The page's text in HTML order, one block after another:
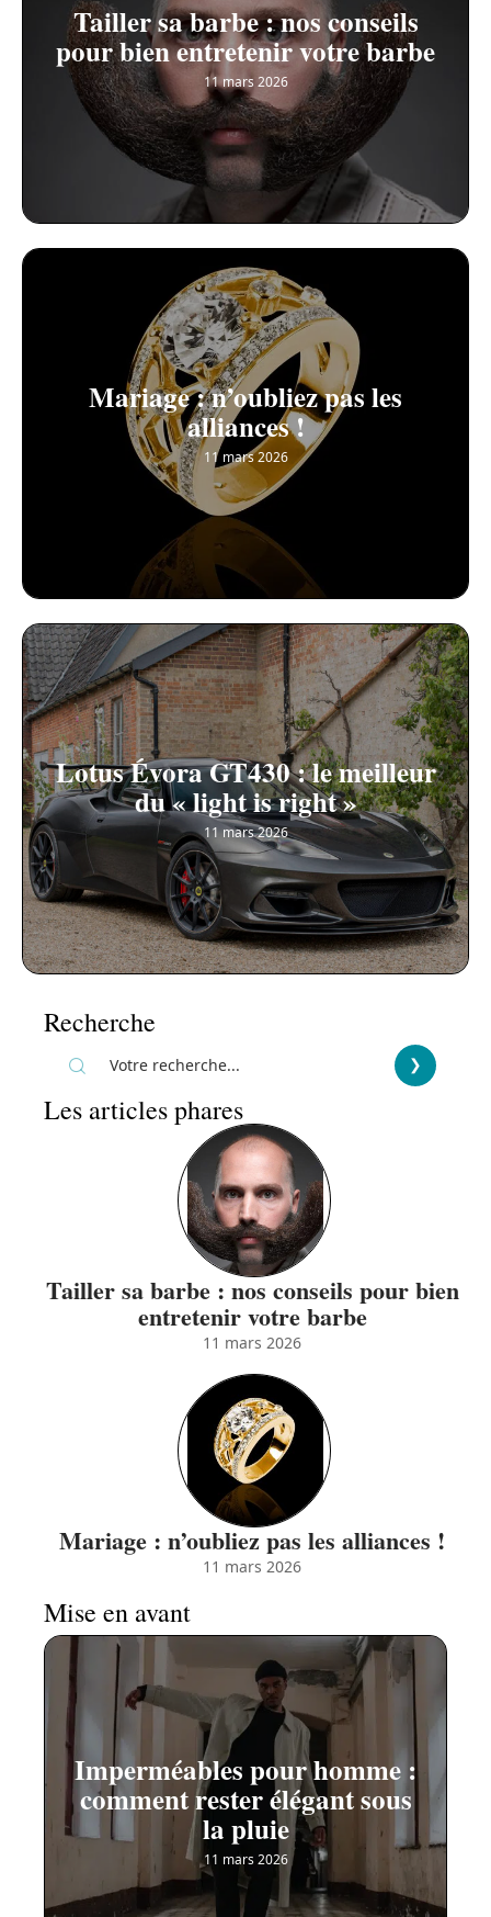
Tailler sa barbe : nos conseils
pour bien entretenir votre barbe
11 mars 2026
Mariage : n’oubliez pas les
alliances !
11 mars 2026
Lotus Évora GT430 : le meilleur
du « light is right »
11 mars 2026
Recherche
Les articles phares
Tailler sa barbe : nos conseils pour bien
entretenir votre barbe
11 mars 2026
Mariage : n’oubliez pas les alliances !
11 mars 2026
Mise en avant
Imperméables pour homme :
comment rester élégant sous
la pluie
11 mars 2026